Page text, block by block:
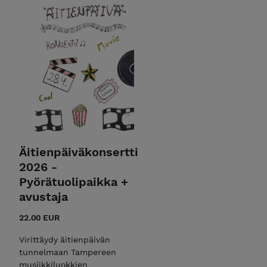
Äitienpäiväkonsertti
2026 -
Pyörätuolipaikka +
avustaja
22.00 EUR
Virittäydy äitienpäivän
tunnelmaan Tampereen
musiikkiluokkien